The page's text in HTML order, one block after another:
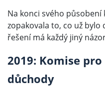
Na konci svého působení
zopakovala to, co už bylo
řešení má každý jiný
2019: Komise
důchody